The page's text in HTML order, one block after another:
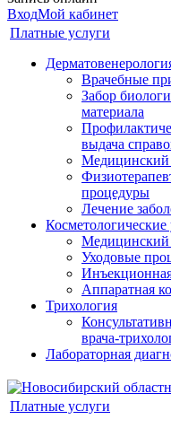
ВходМой кабинет
Платные услуги
Врачебные
Забор
материала
выдача
процедуры
Лечение
Косметологические
Медицинский
Уходовые
Аппаратная
Трихология
врача-
Лабораторная
Платные услуги